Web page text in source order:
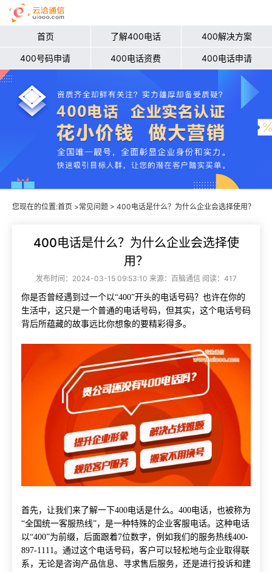
首页 了解400电话 400解决方案
400号码申请 400电话资费 400电话申请
您现在的位置:首页 >常见问题 > 400电话是什么？为什么企业会选择使用？
400电话是什么？为什么企业会选择使
用？
发布时间：2024-03-15 09:53:10 来源：百脑通信 阅读：417
你是否曾经遇到过一个以“400”开头的电话号码？也许在你的
生活中，这只是一个普通的电话号码，但其实，这个电话号码
背后所蕴藏的故事远比你想象的要精彩得多。
首先，让我们来了解一下400电话是什么。400电话，也被称为
“全国统一客服热线”，是一种特殊的企业客服电话。这种电话
以“400”为前缀，后面跟着7位数字，例如我们的服务热线400-
897-1111。通过这个电话号码，客户可以轻松地与企业取得联
系，无论是咨询产品信息、寻求售后服务，还是进行投诉和建